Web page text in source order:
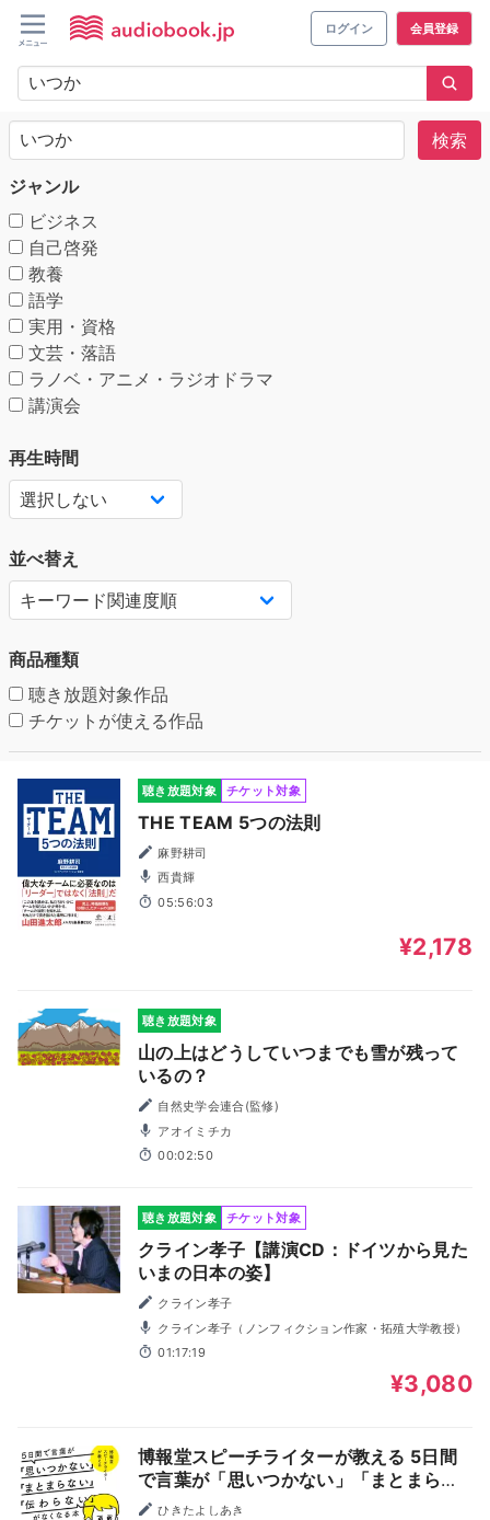
ログイン 会員登録
検索
ジャンル
ビジネス
自己啓発
教養
語学
実用・資格
文芸・落語
ラノベ・アニメ・ラジオドラマ
講演会
再生時間
並べ替え
商品種類
聴き放題対象作品
チケットが使える作品
聴き放題対象 チケット対象
THE TEAM 5つの法則
麻野耕司
西貴輝
05:56:03
¥2,178
聴き放題対象
山の上はどうしていつまでも雪が残って
いるの？
自然史学会連合(監修)
アオイミチカ
00:02:50
聴き放題対象 チケット対象
クライン孝子【講演CD：ドイツから見た
いまの日本の姿】
クライン孝子
クライン孝子（ノンフィクション作家・拓殖大学教授）
01:17:19
¥3,080
博報堂スピーチライターが教える 5日間
で言葉が「思いつかない」「まとまらな
い」「伝わらない」がなくなる本
ひきたよしあき